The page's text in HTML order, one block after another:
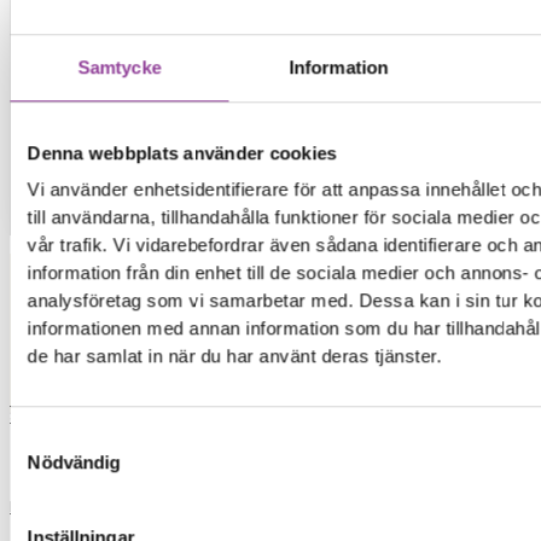
Samtycke Information
Denna webbplats använder cookies
Vi använder enhetsidentifierare för att anpassa innehållet
till användarna, tillhandahålla funktioner för sociala medier
vår trafik. Vi vidarebefordrar även sådana identifierare och
information från din enhet till de sociala medier och annons-
analysföretag som vi samarbetar med. Dessa kan i sin tur
informationen med annan information som du har
de har samlat in när du har använt deras tjänster.
Nödvändig
Kontakt
Elon Ljud & Bild